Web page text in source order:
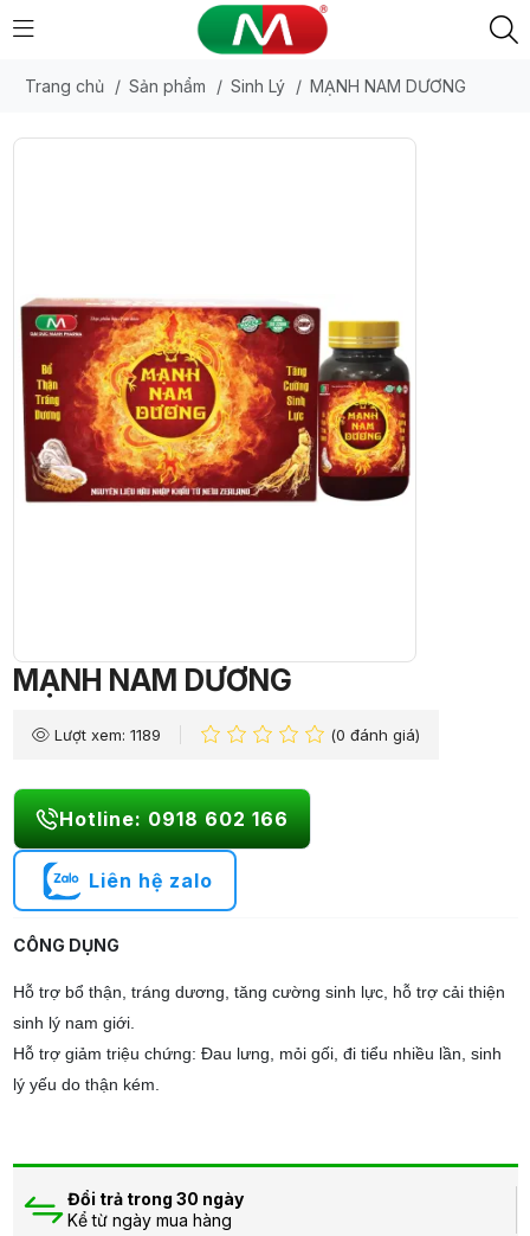
Trang chủ / Sản phẩm / Sinh Lý / MẠNH NAM DƯƠNG
MẠNH NAM DƯƠNG
Lượt xem: 1189 (0 đánh giá)
Hotline: 0918 602 166
Liên hệ zalo
CÔNG DỤNG
Hỗ trợ bổ thận, tráng dương, tăng cường sinh lực, hỗ trợ cải thiện
sinh lý nam giới.
Hỗ trợ giảm triệu chứng: Đau lưng, mỏi gối, đi tiểu nhiều lần, sinh
lý yếu do thận kém.
Đổi trả trong 30 ngày
Kể từ ngày mua hàng